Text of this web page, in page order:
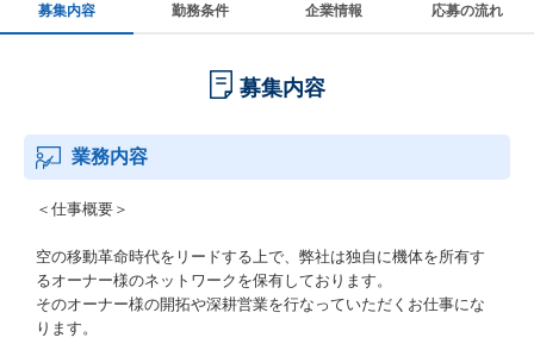
募集内容 勤務条件 企業情報 応募の流れ
募集内容
業務内容
＜仕事概要＞
空の移動革命時代をリードする上で、弊社は独自に機体を所有す
るオーナー様のネットワークを保有しております。
そのオーナー様の開拓や深耕営業を行なっていただくお仕事にな
ります。